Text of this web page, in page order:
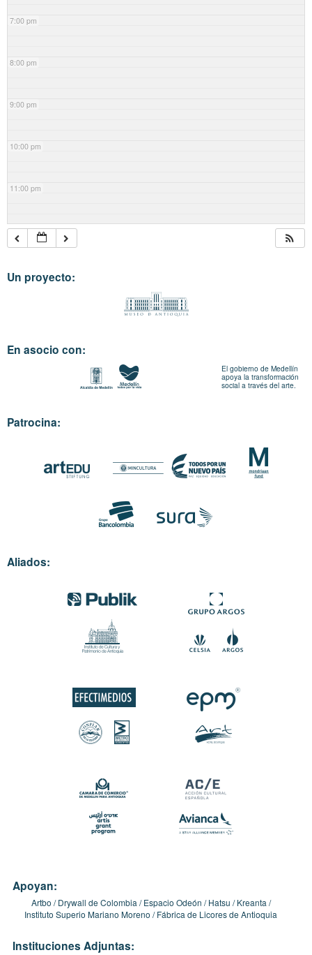
7:00 pm
8:00 pm
9:00 pm
10:00 pm
11:00 pm
Un proyecto:
En asocio con:
El gobierno de Medellín
apoya la transformación
social a través del arte.
Patrocina:
Aliados:
Apoyan:
Artbo Drywall de Colombia Espacio Odeón Hatsu
Kreanta
Instituto Superio Mariano Moreno
Fábrica de Licores de Antioquia
Instituciones Adjuntas: